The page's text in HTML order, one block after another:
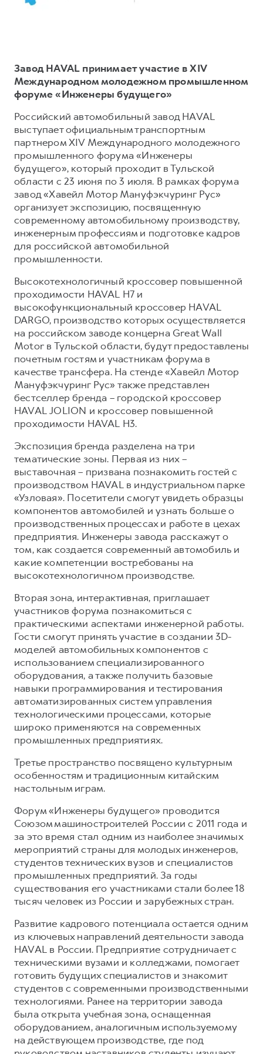
F7
от 2 899 000 ₽
F7X
от 3 599 000 ₽
POER
от 3 449 000 ₽
КРЕДИТ И СТРАХОВАНИЕ
Кредитный калькулятор
Страхование
Кредит
КОРПОРАТИВНЫМ КЛИЕНТАМ
Для малого бизнеса
Корпоративным клиентам
Крупным корпоративным клиентам
Система управления автопарком
Сервис для корпоративных клиентов
HAVAL Лизинг
АКСЕССУАРЫ HAVAL
Автомобильные аксессуары
Коллекция CITY
Коллекция Базовая
Коллекция Детская
Регламенты технического обслуживания
Электронный ПТС
ПОДДЕРЖКА
GWM Безопасность
Гарантия HAVAL
Мобильное приложение GWM
Программа «HAVAL Защита+»
Руководства по эксплуатации
Подписки
АКСЕССУАРЫ HAVAL
Автомобильные аксессуары
Коллекция CITY
Коллекция Базовая
Коллекция Детская
Завод HAVAL принимает участие в XIV
Международном молодежном промышленном
форуме «Инженеры будущего»
Российский автомобильный завод HAVAL
выступает официальным транспортным
партнером XIV Международного молодежного
промышленного форума «Инженеры
будущего», который проходит в Тульской
области с 23 июня по 3 июля. В рамках форума
завод «Хавейл Мотор Мануфэкчуринг Рус»
организует экспозицию, посвященную
современному автомобильному производству,
инженерным профессиям и подготовке кадров
для российской автомобильной
промышленности.
Высокотехнологичный кроссовер повышенной
проходимости HAVAL H7 и
высокофункциональный кроссовер HAVAL
DARGO, производство которых осуществляется
на российском заводе концерна Great Wall
Motor в Тульской области, будут предоставлены
почетным гостям и участникам форума в
качестве трансфера. На стенде «Хавейл Мотор
Мануфэкчуринг Рус» также представлен
бестселлер бренда – городской кроссовер
HAVAL JOLION и кроссовер повышенной
проходимости HAVAL H3.
Экспозиция бренда разделена на три
тематические зоны. Первая из них –
выставочная – призвана познакомить гостей с
производством HAVAL в индустриальном парке
«Узловая». Посетители смогут увидеть образцы
компонентов автомобилей и узнать больше о
производственных процессах и работе в цехах
предприятия. Инженеры завода расскажут о
том, как создается современный автомобиль и
какие компетенции востребованы на
высокотехнологичном производстве.
Вторая зона, интерактивная, приглашает
участников форума познакомиться с
практическими аспектами инженерной работы.
Гости смогут принять участие в создании 3D-
моделей автомобильных компонентов с
использованием специализированного
оборудования, а также получить базовые
навыки программирования и тестирования
автоматизированных систем управления
технологическими процессами, которые
широко применяются на современных
промышленных предприятиях.
Третье пространство посвящено культурным
особенностям и традиционным китайским
настольным играм.
Форум «Инженеры будущего» проводится
Союзом машиностроителей России с 2011 года и
за это время стал одним из наиболее значимых
мероприятий страны для молодых инженеров,
студентов технических вузов и специалистов
промышленных предприятий. За годы
существования его участниками стали более 18
тысяч человек из России и зарубежных стран.
Развитие кадрового потенциала остается одним
из ключевых направлений деятельности завода
HAVAL в России. Предприятие сотрудничает с
техническими вузами и колледжами, помогает
готовить будущих специалистов и знакомит
студентов с современными производственными
технологиями. Ранее на территории завода
была открыта учебная зона, оснащенная
оборудованием, аналогичным используемому
на действующем производстве, где под